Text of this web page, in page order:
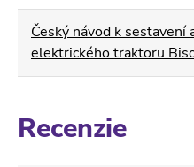
Český návod k sestavení
elektrického traktoru
Recenzie